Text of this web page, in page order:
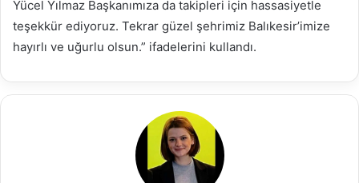
Yücel Yılmaz Başkanımıza da takipleri için hassasiyetle
teşekkür ediyoruz. Tekrar güzel şehrimiz Balıkesir’imize
hayırlı ve uğurlu olsun.” ifadelerini kullandı.